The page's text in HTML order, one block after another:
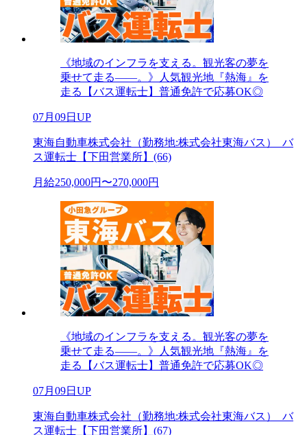
《地域のインフラを支える。観光客の夢を
乗せて走る――。》人気観光地『熱海』を
走る【バス運転士】普通免許で応募OK◎
07月09日UP
東海自動車株式会社（勤務地:株式会社東海バス）_バ
ス運転士【下田営業所】(66)
月給250,000円〜270,000円
《地域のインフラを支える。観光客の夢を
乗せて走る――。》人気観光地『熱海』を
走る【バス運転士】普通免許で応募OK◎
07月09日UP
東海自動車株式会社（勤務地:株式会社東海バス）_バ
ス運転士【下田営業所】(67)